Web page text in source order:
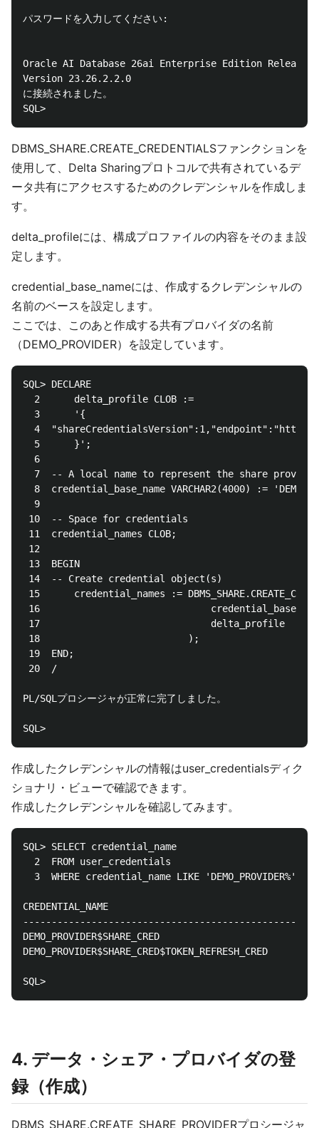
パスワードを入力してください:
Oracle AI Database 26ai Enterprise Edition Release
Version 23.26.2.2.0
に接続されました。
DBMS_SHARE.CREATE_CREDENTIALSファンクションを
使用して、Delta Sharingプロトコルで共有されているデ
ータ共有にアクセスするためのクレデンシャルを作成しま
す。
delta_profileには、構成プロファイルの内容をそのまま設
定します。
credential_base_nameには、作成するクレデンシャルの
名前のベースを設定します。
ここでは、このあと作成する共有プロバイダの名前
（DEMO_PROVIDER）を設定しています。
SQL> DECLARE
  2      delta_profile CLOB :=
  3      '{
4
  5      }';
  6
  7  -- A local name to represent the share provider
8  credential_base_name VARCHAR2(4000) :=
  9
10  -- Space for credentials
11  credential_names CLOB;
12
13  BEGIN
14  -- Create credential object(s)
15      credential_names :=
16                              credential_base_name
17                              delta_profile
18                          );
19  END;
20  /
PL/SQLプロシージャが正常に完了しました。
作成したクレデンシャルの情報はuser_credentialsディク
ショナリ・ビューで確認できます。
作成したクレデンシャルを確認してみます。
SQL> SELECT credential_name
  2  FROM user_credentials
  3  WHERE credential_name LIKE 'DEMO_PROVIDER%';
CREDENTIAL_NAME
DEMO_PROVIDER$SHARE_CRED
DEMO_PROVIDER$SHARE_CRED$TOKEN_REFRESH_CRED
4. データ・シェア・プロバイダの登
録（作成）
DBMS_SHARE.CREATE_SHARE_PROVIDERプロシージャ